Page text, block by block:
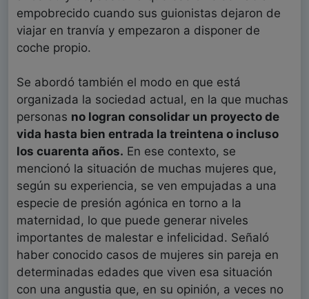
empobrecido cuando sus guionistas dejaron de
viajar en tranvía y empezaron a disponer de
coche propio.
Se abordó también el modo en que está
organizada la sociedad actual, en la que muchas
personas no logran consolidar un proyecto de
vida hasta bien entrada la treintena o incluso
los cuarenta años. En ese contexto, se
mencionó la situación de muchas mujeres que,
según su experiencia, se ven empujadas a una
especie de presión agónica en torno a la
maternidad, lo que puede generar niveles
importantes de malestar e infelicidad. Señaló
haber conocido casos de mujeres sin pareja en
determinadas edades que viven esa situación
con una angustia que, en su opinión, a veces no